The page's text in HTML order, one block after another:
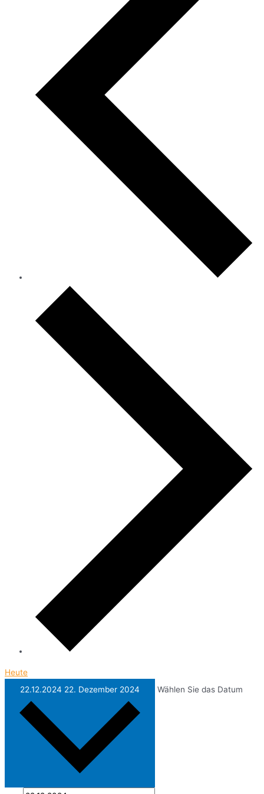
Heute
22.12.2024 22. Dezember 2024 Wählen Sie das Datum